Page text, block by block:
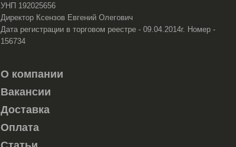
УНП 192025656
Директор Ксензов Евгений Олегович
Дата регистрации в торговом реестре - 09.04.2014г. Номер -
156734
О компании
Вакансии
Доставка
Оплата